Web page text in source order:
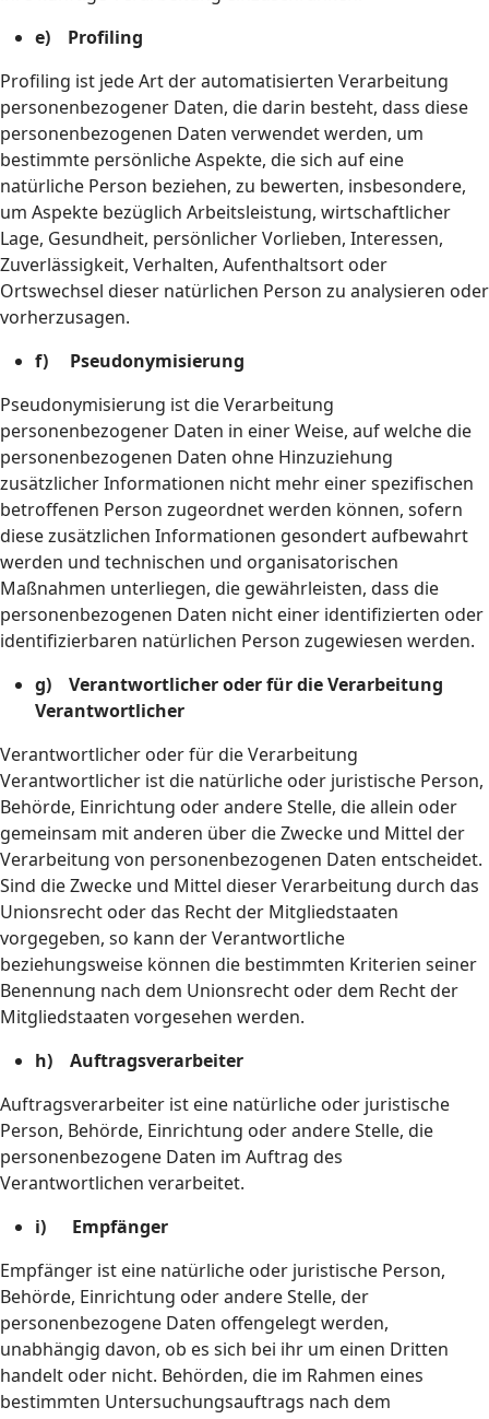
e) Profiling
Profiling ist jede Art der automatisierten Verarbeitung
personenbezogener Daten, die darin besteht, dass diese
personenbezogenen Daten verwendet werden, um
bestimmte persönliche Aspekte, die sich auf eine
natürliche Person beziehen, zu bewerten, insbesondere,
um Aspekte bezüglich Arbeitsleistung, wirtschaftlicher
Lage, Gesundheit, persönlicher Vorlieben, Interessen,
Zuverlässigkeit, Verhalten, Aufenthaltsort oder
Ortswechsel dieser natürlichen Person zu analysieren oder
vorherzusagen.
f) Pseudonymisierung
Pseudonymisierung ist die Verarbeitung
personenbezogener Daten in einer Weise, auf welche die
personenbezogenen Daten ohne Hinzuziehung
zusätzlicher Informationen nicht mehr einer spezifischen
betroffenen Person zugeordnet werden können, sofern
diese zusätzlichen Informationen gesondert aufbewahrt
werden und technischen und organisatorischen
Maßnahmen unterliegen, die gewährleisten, dass die
personenbezogenen Daten nicht einer identifizierten oder
identifizierbaren natürlichen Person zugewiesen werden.
g) Verantwortlicher oder für die Verarbeitung
Verantwortlicher
Verantwortlicher oder für die Verarbeitung
Verantwortlicher ist die natürliche oder juristische Person,
Behörde, Einrichtung oder andere Stelle, die allein oder
gemeinsam mit anderen über die Zwecke und Mittel der
Verarbeitung von personenbezogenen Daten entscheidet.
Sind die Zwecke und Mittel dieser Verarbeitung durch das
Unionsrecht oder das Recht der Mitgliedstaaten
vorgegeben, so kann der Verantwortliche
beziehungsweise können die bestimmten Kriterien seiner
Benennung nach dem Unionsrecht oder dem Recht der
Mitgliedstaaten vorgesehen werden.
h) Auftragsverarbeiter
Auftragsverarbeiter ist eine natürliche oder juristische
Person, Behörde, Einrichtung oder andere Stelle, die
personenbezogene Daten im Auftrag des
Verantwortlichen verarbeitet.
i) Empfänger
Empfänger ist eine natürliche oder juristische Person,
Behörde, Einrichtung oder andere Stelle, der
personenbezogene Daten offengelegt werden,
unabhängig davon, ob es sich bei ihr um einen Dritten
handelt oder nicht. Behörden, die im Rahmen eines
bestimmten Untersuchungsauftrags nach dem